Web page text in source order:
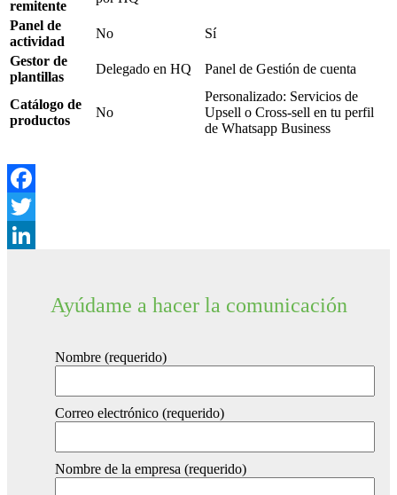
remitente
Panel de
actividad
No
Sí
Gestor de
plantillas
Delegado en HQ Panel de Gestión de cuenta
Catálogo de
productos
No
Personalizado: Servicios de
Upsell o Cross-sell en tu perfil
de Whatsapp Business
Facebook
Twitter
Ayúdame a hacer la comunicación
Nombre (requerido)
Correo electrónico (requerido)
Nombre de la empresa (requerido)